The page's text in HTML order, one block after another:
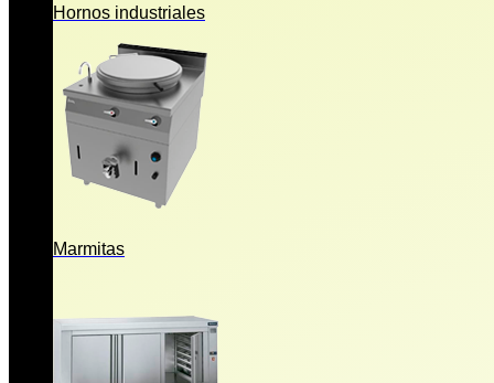
Hornos industriales
Marmitas